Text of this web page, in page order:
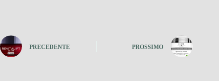
PRECEDENTE PROSSIMO